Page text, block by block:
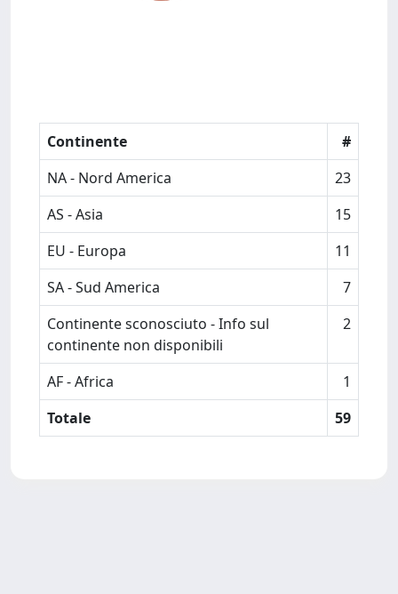
Continente
#
NA - Nord America
23
AS - Asia
15
EU - Europa
11
SA - Sud America
7
Continente sconosciuto - Info sul
continente non disponibili
2
AF - Africa
1
Totale
59